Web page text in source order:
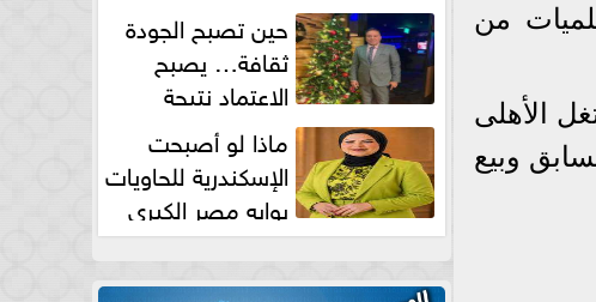
من
الأهلى
وبيع
حين تصبح الجودة
ثقافة… يصبح
الاعتماد نتيجة
طبيعية
ماذا لو أصبحت
الإسكندرية للحاويات
بوابه مصر الكبري
للتجارة العالمية بقلم د...